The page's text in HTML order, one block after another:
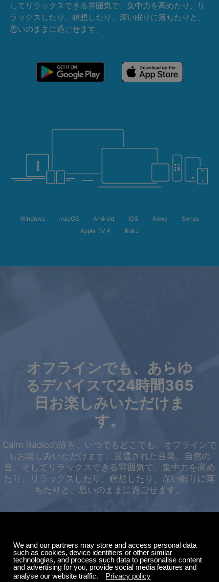
フ。
無料
してリラックスできる雰囲気で、集中力を高めたり、リ
ラックスしたり、瞑想したり、深い眠りに落ちたりと、
思いのままに過ごせます。
Windows macOS Android iOS Alexa
Sonos
Apple TV 4
Roku
オフラインでも、あらゆ
るデバイスで24時間365
日お楽しみいただけま
す。
Calm Radioの旅を、いつでもどこでも、オフラインで
もお楽しみいただけます。厳選された音楽、自然の
音、そしてリラックスできる雰囲気で、集中力を高め
たり、リラックスしたり、瞑想したり、深い眠りに落
ちたりと、思いのままに過ごせます。